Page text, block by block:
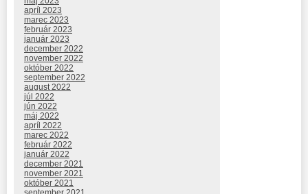
apríl 2023
marec 2023
február 2023
január 2023
december 2022
november 2022
október 2022
september 2022
august 2022
júl 2022
jún 2022
máj 2022
apríl 2022
marec 2022
február 2022
január 2022
december 2021
november 2021
október 2021